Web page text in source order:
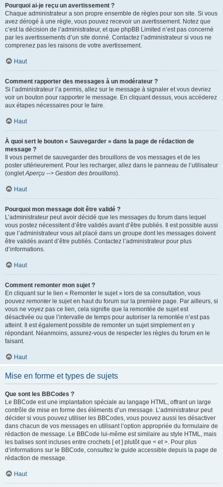
Pourquoi ai-je reçu un avertissement ?
Chaque administrateur a son propre ensemble de règles pour son site. Si vous
avez dérogé à une règle, vous pouvez recevoir un avertissement. Notez que
c’est la décision de l’administrateur, et que phpBB Limited n’est pas concerné
par les avertissements d’un site donné. Contactez l’administrateur si vous ne
comprenez pas les raisons de votre avertissement.
Haut
Comment rapporter des messages à un modérateur ?
Si l’administrateur l’a permis, allez sur le message à signaler et vous devriez
voir un bouton pour rapporter le message. En cliquant dessus, vous accéderez
aux étapes nécessaires pour le faire.
Haut
À quoi sert le bouton « Sauvegarder » dans la page de rédaction de
message ?
Il vous permet de sauvegarder des brouillons de vos messages et de les
poster ultérieurement. Pour les recharger, allez dans le panneau de l’utilisateur
(ongletAperçu --> Gestion des brouillons).
Haut
Pourquoi mon message doit être validé ?
L’administrateur peut avoir décidé que les messages du forum dans lequel
vous postez nécessitent d’être validés avant d’être publiés. Il est possible aussi
que l’administrateur vous ait placé dans un groupe dont les messages doivent
être validés avant d’être publiés. Contactez l’administrateur pour plus
d’informations.
Haut
Comment remonter mon sujet ?
En cliquant sur le lien « Remonter le sujet » lors de sa consultation, vous
pouvez remonterle sujet en haut du forum sur la première page. Par ailleurs, si
vous ne voyez pas ce lien, cela signifie que la remontée de sujet est
désactivée ou que l’intervalle de temps pour autoriser la remontée n’est pas
atteint. Il est également possible de remonter un sujet simplement en y
répondant. Néanmoins, assurez-vous de respecter les règles du forum en le
faisant.
Haut
Mise en forme et types de sujets
Que sont les BBCodes ?
Le BBCode est une implantation spéciale au langage HTML, offrant un large
contrôle de mise en forme des éléments d’un message. L’administrateur peut
décider si vous pouvez utiliser les BBCodes, vous pouvez aussi les désactiver
dans chacun de vos messages en utilisant l’option appropriée du formulaire de
rédaction de message. Le BBCode lui-même est similaire au style HTML, mais
les balises sont incluses entre crochets [ et ] plutôt que < et >. Pour plus
d’informations sur le BBCode, consultez le guide accessible depuis la page de
rédaction de message.
Haut